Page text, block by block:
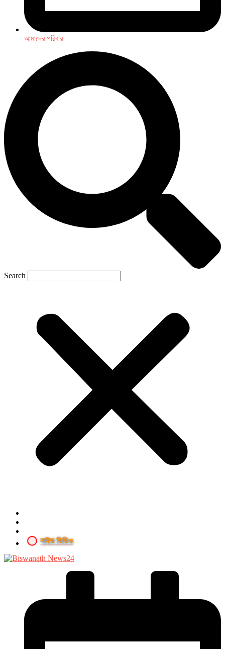
আমাদের পরিবার
Search
লাইভ ভিডিও